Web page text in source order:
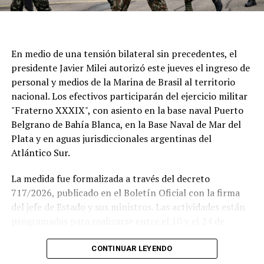
En medio de una tensión bilateral sin precedentes, el
presidente Javier Milei autorizó este jueves el ingreso de
personal y medios de la Marina de Brasil al territorio
nacional. Los efectivos participarán del ejercicio militar
"Fraterno XXXIX", con asiento en la base naval Puerto
Belgrano de Bahía Blanca, en la Base Naval de Mar del
Plata y en aguas jurisdiccionales argentinas del
Atlántico Sur.
La medida fue formalizada a través del decreto
717/2026, publicado en el Boletín Oficial con la firma
del jefe de Estado y sus ministros. Las actividades están
CONTINUAR LEYENDO